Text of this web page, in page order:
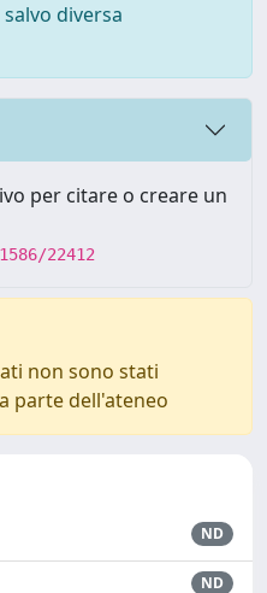
diversa
per citare o creare un
22412
non sono stati
parte dell'ateneo
ND
ND